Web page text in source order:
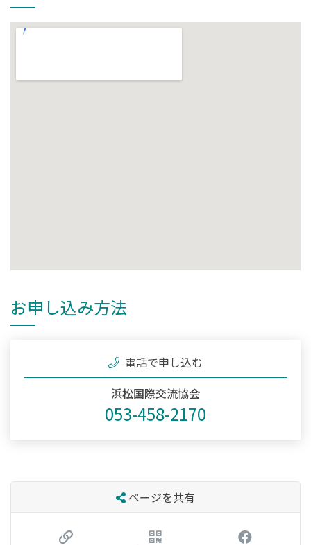
お申し込み方法
電話で申し込む
浜松国際交流協会
053-458-2170
ページを共有